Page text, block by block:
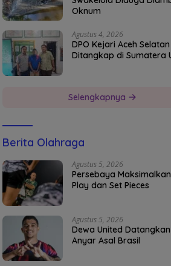
Oknum
Agustus 4, 2026
DPO Kejari Aceh Selatan
Ditangkap di Sumatera
Selengkapnya
Berita Olahraga
Agustus 5, 2026
Persebaya
Play dan Set Pieces
Agustus 5, 2026
Dewa United
Anyar Asal Brasil